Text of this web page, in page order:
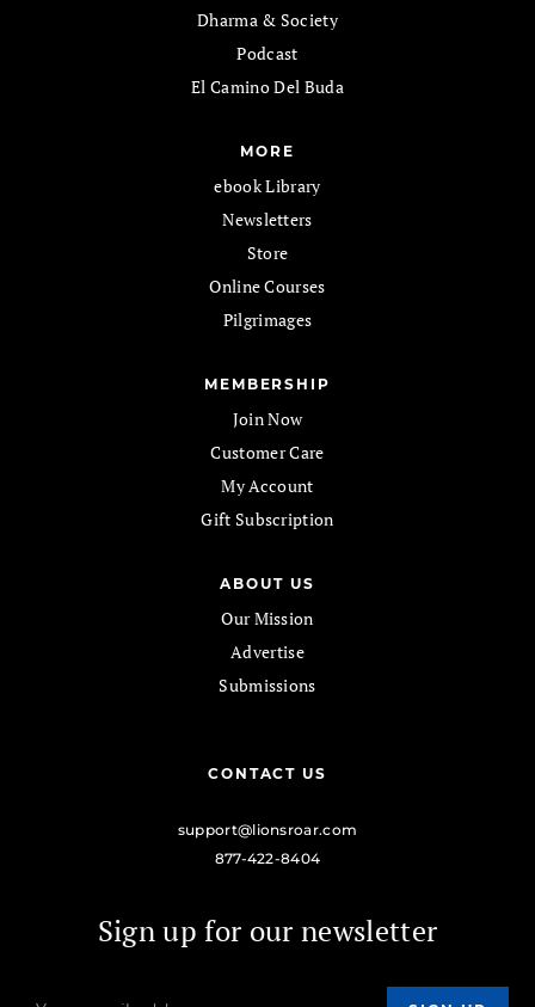
Dharma & Society
Podcast
El Camino Del Buda
MORE
ebook Library
Newsletters
Store
Online Courses
Pilgrimages
MEMBERSHIP
Join Now
Customer Care
My Account
Gift Subscription
ABOUT US
Our Mission
Advertise
Submissions
CONTACT US
support@lionsroar.com
877-422-8404
Sign up for our newsletter